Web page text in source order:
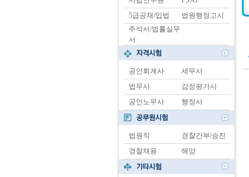
5급공채/입법
법원행정고시
주석서/법률실무
서
공인회계사
세무사
법무사
감정평가사
공인노무사
행정사
법원직
경찰간부/승진
경찰채용
해양